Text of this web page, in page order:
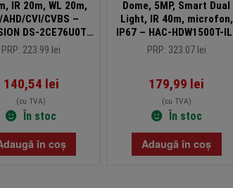
IR 20m, WL 20m,
CVI/CVBS –
DS-2CE76U0T-
LPF-2.8mm
PRP: 223.99 lei
140,54 lei
(cu TVA)
În stoc
în coș
Dome, 5MP, Smart Dual
Light, IR 40m, microfon,
IP67 – HAC-HDW1500T-IL-
A-0280B-S3
PRP: 323.07 lei
179,99 lei
(cu TVA)
În stoc
Adaugă în coș